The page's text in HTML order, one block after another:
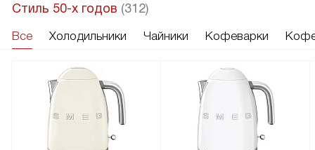
Стиль 50-х годов (312)
Все Холодильники Чайники Кофеварки